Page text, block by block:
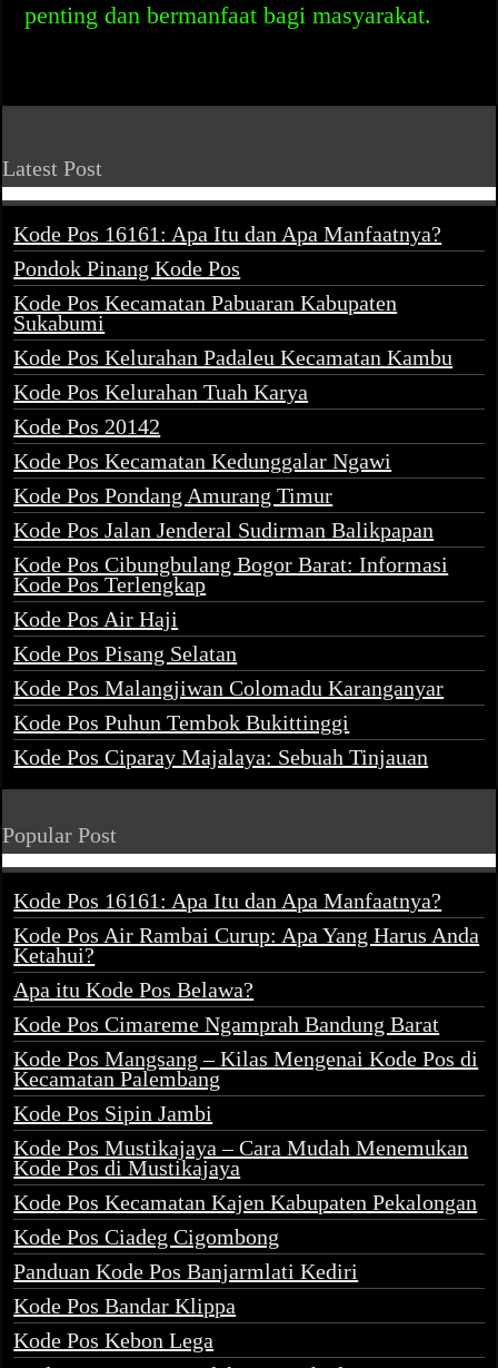
penting dan bermanfaat bagi masyarakat.
Latest Post
Kode Pos 16161: Apa Itu dan Apa Manfaatnya?
Pondok Pinang Kode Pos
Kode Pos Kecamatan Pabuaran Kabupaten
Sukabumi
Kode Pos Kelurahan Padaleu Kecamatan Kambu
Kode Pos Kelurahan Tuah Karya
Kode Pos 20142
Kode Pos Kecamatan Kedunggalar Ngawi
Kode Pos Pondang Amurang Timur
Kode Pos Jalan Jenderal Sudirman Balikpapan
Kode Pos Cibungbulang Bogor Barat: Informasi
Kode Pos Terlengkap
Kode Pos Air Haji
Kode Pos Pisang Selatan
Kode Pos Malangjiwan Colomadu Karanganyar
Kode Pos Puhun Tembok Bukittinggi
Kode Pos Ciparay Majalaya: Sebuah Tinjauan
Popular Post
Kode Pos 16161: Apa Itu dan Apa Manfaatnya?
Kode Pos Air Rambai Curup: Apa Yang Harus Anda
Ketahui?
Apa itu Kode Pos Belawa?
Kode Pos Cimareme Ngamprah Bandung Barat
Kode Pos Mangsang – Kilas Mengenai Kode Pos di
Kecamatan Palembang
Kode Pos Sipin Jambi
Kode Pos Mustikajaya – Cara Mudah Menemukan
Kode Pos di Mustikajaya
Kode Pos Kecamatan Kajen Kabupaten Pekalongan
Kode Pos Ciadeg Cigombong
Panduan Kode Pos Banjarmlati Kediri
Kode Pos Bandar Klippa
Kode Pos Kebon Lega